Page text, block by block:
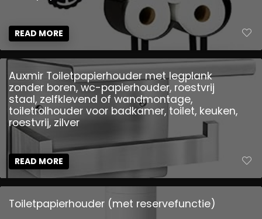
READ MORE
Auxmir Toiletpapierhouder met legplank
zonder boren, wc-papierhouder, roestvrij
staal, zelfklevend of wandmontage,
toiletrolhouder voor badkamer, toilet, keuken,
roestvrij, zilver
READ MORE
Toiletpapierhouder (met reservefunctie)